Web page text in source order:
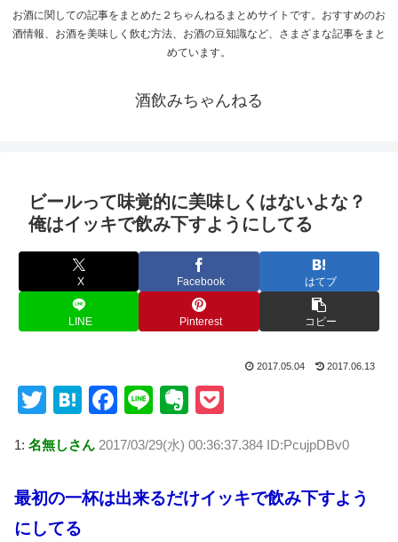
お酒に関しての記事をまとめた２ちゃんねるまとめサイトです。おすすめのお
酒情報、お酒を美味しく飲む方法、お酒の豆知識など、さまざまな記事をまと
めています。
酒飲みちゃんねる
ビールって味覚的に美味しくはないよな？
俺はイッキで飲み下すようにしてる
X Facebook はてブ
LINE Pinterest コピー
2017.05.04 2017.06.13
T
tt
er
H
e
n
a
F
c
e
b
Li
e
E
er
n
ot
ck
et
1: 名無しさん 2017/03/29(水) 00:36:37.384 ID:PcujpDBv0
最初の一杯は出来るだけイッキで飲み下すよう
にしてる